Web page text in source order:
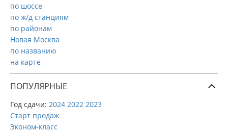
по шоссе
по ж/д станциям
по районам
Новая Москва
по названию
на карте
ПОПУЛЯРНЫЕ
Год сдачи: 2024 2022 2023
Старт продаж
Эконом-класс